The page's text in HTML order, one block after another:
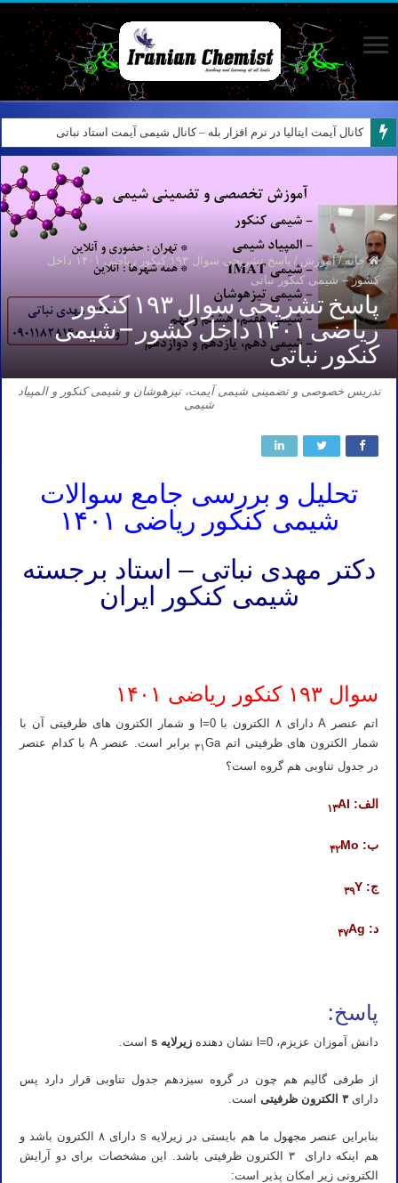
کانال آیمت ایتالیا در نرم افزار بله – کانال شیمی آیمت استاد نباتی
خانه / آموزش /
پاسخ تشریحی سوال ۱۹۳ کنکور ریاضی ۱۴۰۱ داخل
کشور – شیمی کنکور نباتی
پاسخ تشریحی سوال ۱۹۳ کنکور
ریاضی ۱۴۰۱ داخل کشور – شیمی
کنکور نباتی
تدریس خصوصی و تضمینی شیمی آیمت، تیزهوشان و شیمی کنکور و المپیاد
شیمی
تحلیل و بررسی جامع سوالات
شیمی کنکور ریاضی ۱۴۰۱
دکتر مهدی نباتی – استاد برجسته
شیمی کنکور ایران
سوال ۱۹۳ کنکور ریاضی ۱۴۰۱
اتم عنصر A دارای ۸ الکترون با l=0 و شمار الکترون های ظرفیتی آن با
شمار الکترون های ظرفیتی اتم
۳۱
Ga برابر است. عنصر A با کدام عنصر
در جدول تناوبی هم گروه است؟
الف: ۱۳Al
ب: ۴۲Mo
ج: ۳۹Y
د: ۴۷Ag
پاسخ:
دانش آموزان عزیزم، l=0 نشان دهنده زیرلایه s است.
از طرفی گالیم هم چون در گروه سیزدهم جدول تناوبی قرار دارد پس
دارای ۳ الکترون ظرفیتی است.
بنابراین عنصر مجهول ما هم بایستی در زیرلایه s دارای ۸ الکترون باشد و
هم اینکه دارای ۳ الکترون ظرفیتی باشد. این مشخصات برای دو آرایش
الکترونی زیر امکان پذیر است: